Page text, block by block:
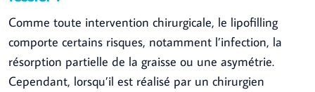
Comme toute intervention chirurgicale, le lipofilling
comporte certains risques, notamment l’infection, la
résorption partielle de la graisse ou une asymétrie.
Cependant, lorsqu’il est réalisé par un chirurgien